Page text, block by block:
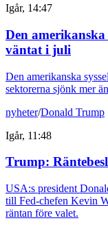
Igår, 14:47
Den amerikanska
väntat i juli
Den amerikanska
sektorerna sjönk mer
nyheter/Donald Trump
Igår, 11:48
Trump:
USA:s president
till Fed-chefen Kevin
räntan före valet.